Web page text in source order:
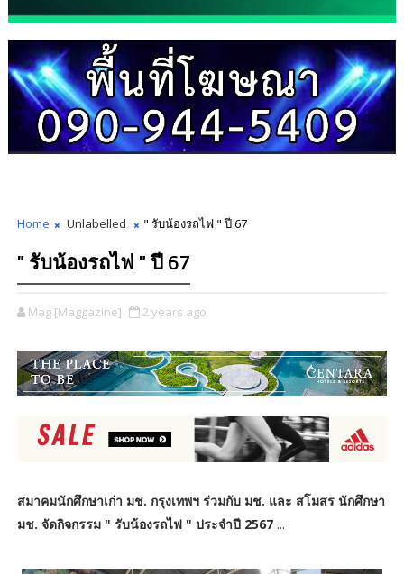
Home Unlabelled " รับน้องรถไฟ " ปี 67
" รับน้องรถไฟ " ปี 67
Mag [Maggazine] 2 years ago
สมาคมนักศึกษาเก่า มช. กรุงเทพฯ ร่วมกับ มช. และ สโมสร นักศึกษา
มช. จัดกิจกรรม " รับน้องรถไฟ " ประจำปี 2567...